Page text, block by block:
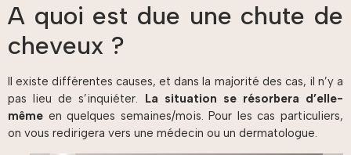
A quoi est due une chute de
cheveux ?
Il existe différentes causes, et dans la majorité des cas, il n’y a
pas lieu de s’inquiéter.
La situation se résorbera d’elle-
même en quelques semaines/mois. Pour les cas particuliers,
on vous redirigera vers une médecin ou un dermatologue.